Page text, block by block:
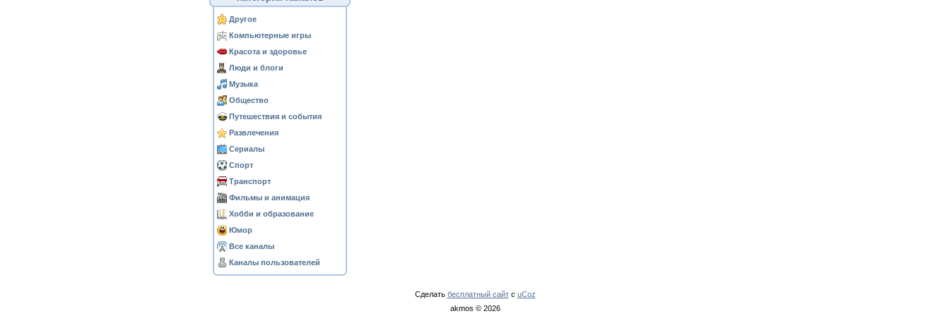
Другое
Компьютерные игры
Красота и здоровье
Люди и блоги
Музыка
Общество
Путешествия и события
Развлечения
Сериалы
Спорт
Транспорт
Фильмы и анимация
Хобби и образование
Юмор
Все каналы
Каналы пользователей
Сделать бесплатный сайтс uCoz
akmos © 2026